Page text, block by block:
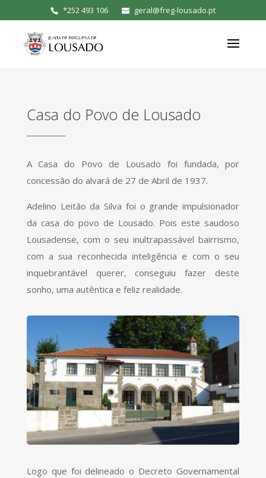
*252 493 106 geral@freg-lousado.pt
Casa do Povo de Lousado
A Casa do Povo de Lousado foi fundada, por
concessão do alvará de 27 de Abril de 1937.
Adelino Leitão da Silva foi o grande impulsionador
da casa do povo de Lousado. Pois este saudoso
Lousadense, com o seu inultrapassável bairrismo,
com a sua reconhecida inteligência e com o seu
inquebrantável querer, conseguiu fazer deste
sonho, uma autêntica e feliz realidade.
Logo que foi delineado o Decreto Governamental